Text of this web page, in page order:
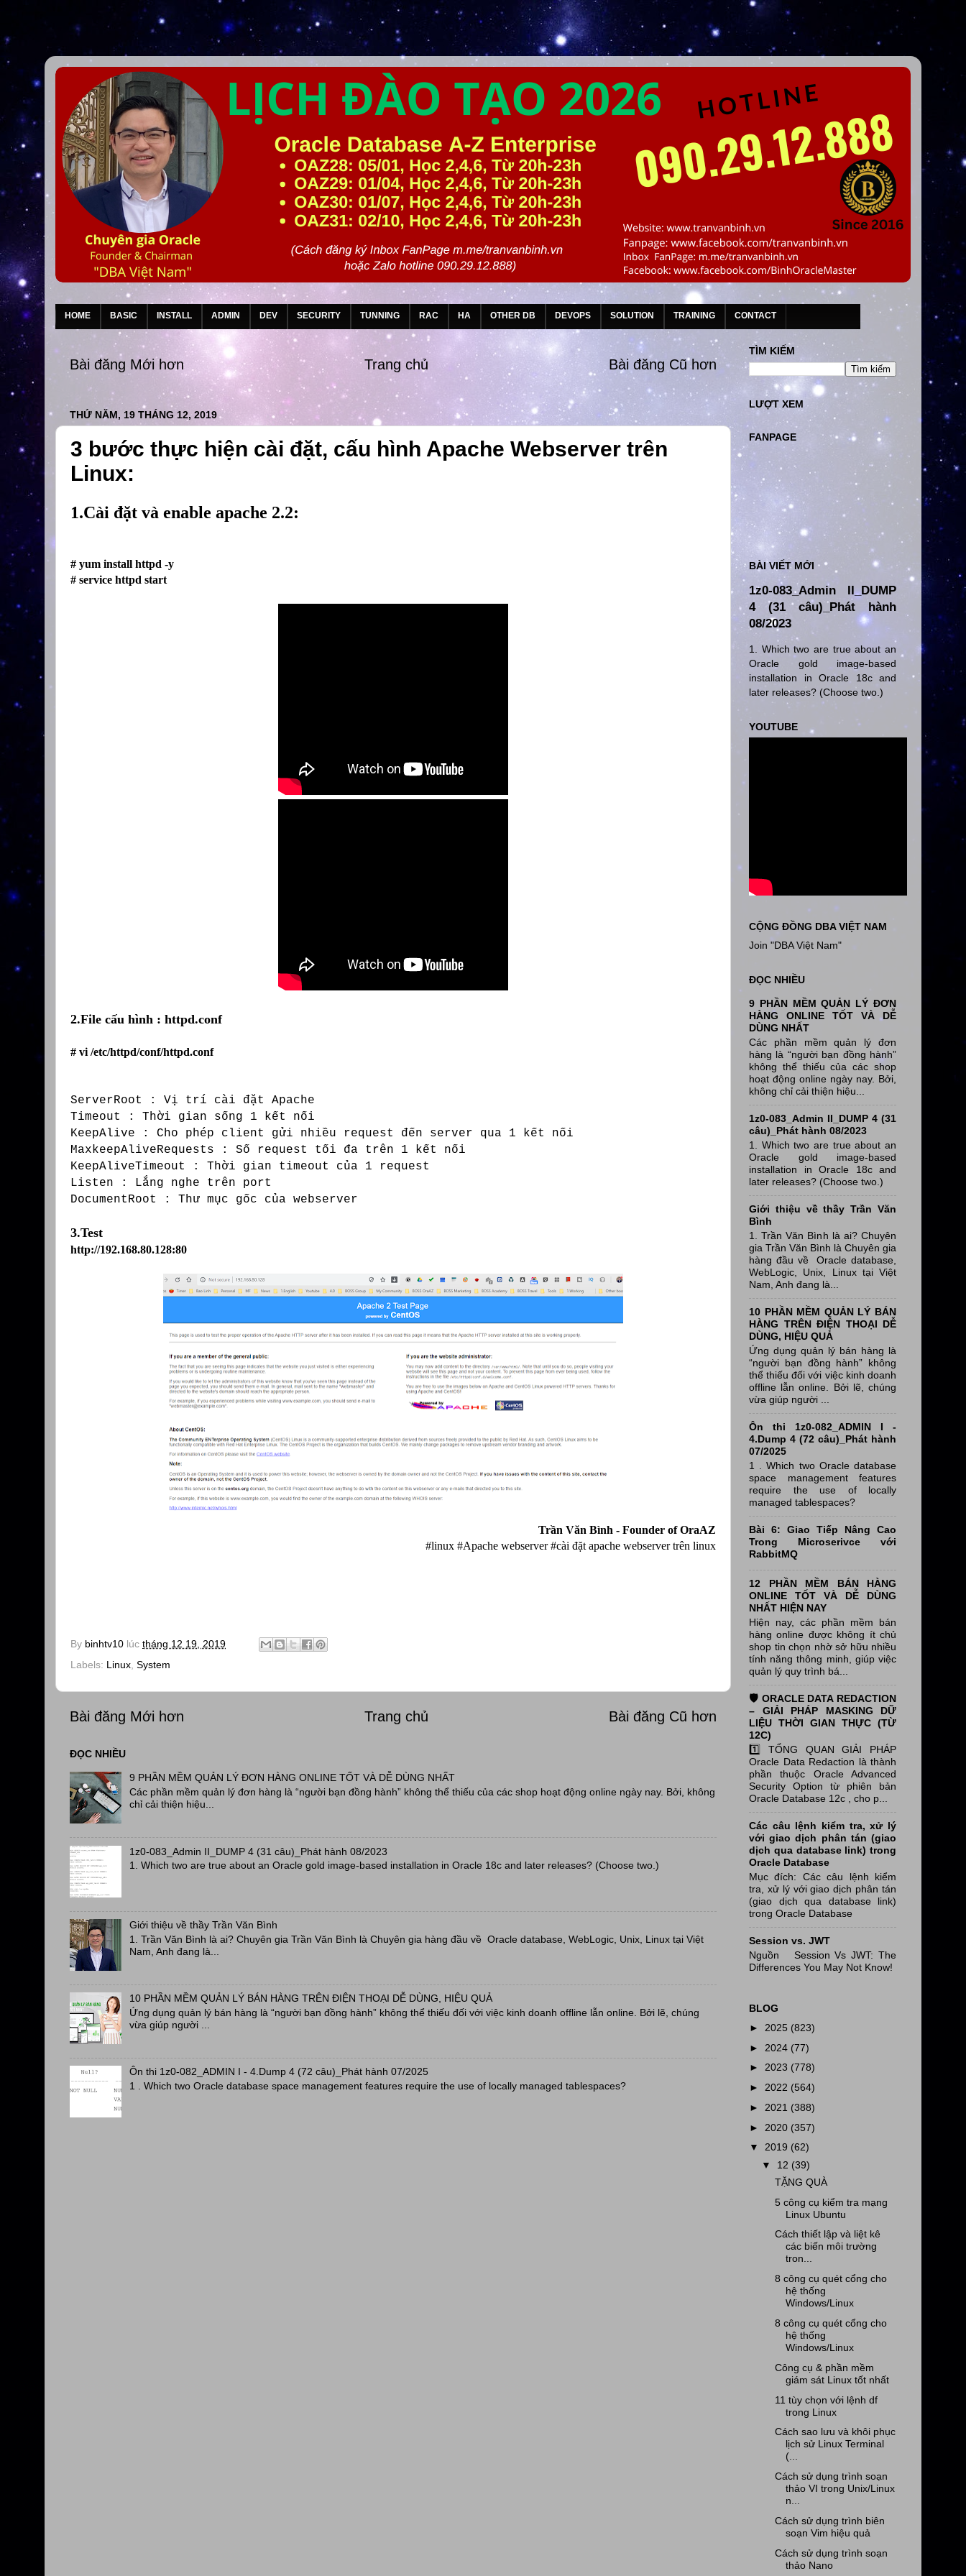
HOME BASIC INSTALL ADMIN DEV SECURITY TUNNING RAC HA OTHER DB DEVOPS SOLUTION TRAINING CONTACT
Bài đăng Mới hơn Bài đăng Cũ hơn
Trang chủ
THỨ NĂM, 19 THÁNG 12, 2019
3 bước thực hiện cài đặt, cấu hình Apache Webserver trên
Linux:
1.Cài đặt và enable apache 2.2:
# yum install httpd -y
# service httpd start
2.File cấu hình : httpd.conf
# vi /etc/httpd/conf/httpd.conf
ServerRoot : Vị trí cài đặt
Apache
Timeout : Thời gian sống 1 kết
nối
KeepAlive : Cho phép client gửi nhiều request đến server qua 1 kết
nối
MaxkeepAliveRequests : Số request tối đa trên 1 kết
nối
KeepAliveTimeout
: Thời gian timeout của 1 request
Listen : Lắng nghe trên port
DocumentRoot
: Thư mục gốc của webserver
3.Test
http://192.168.80.128:80
Trần Văn Bình - Founder of OraAZ
#linux #Apache webserver #cài đặt apache webserver trên linux
By binhtv10 lúc tháng 12 19, 2019
Labels: Linux System
Bài đăng Mới hơn Bài đăng Cũ hơn
Trang chủ
ĐỌC NHIỀU
9 PHẦN MỀM QUẢN LÝ ĐƠN HÀNG ONLINE TỐT VÀ DỄ DÙNG NHẤT
Các phần mềm quản lý đơn hàng là “người bạn đồng hành” không thể thiếu của các shop hoạt động online ngày nay. Bởi, không
chỉ cải thiện hiệu...
1z0-083_Admin II_DUMP 4 (31 câu)_Phát hành 08/2023
1. Which two are true about an Oracle gold image-based installation in Oracle 18c and later releases? (Choose two.)
Giới thiệu về thầy Trần Văn Bình
1. Trần Văn Bình là ai? Chuyên gia Trần Văn Bình là Chuyên gia hàng đầu về Oracle database, WebLogic, Unix, Linux tại Việt
Nam, Anh đang là...
10 PHẦN MỀM QUẢN LÝ BÁN HÀNG TRÊN ĐIỆN THOẠI DỄ DÙNG, HIỆU QUẢ
Ứng dụng quản lý bán hàng là “người bạn đồng hành” không thể thiếu đối với việc kinh doanh offline lẫn online. Bởi lẽ, chúng
vừa giúp người ...
Ôn thi 1z0-082_ADMIN I - 4.Dump 4 (72 câu)_Phát hành 07/2025
1 . Which two Oracle database space management features require the use of locally managed tablespaces?
TÌM KIẾM
LƯỢT XEM
FANPAGE
BÀI VIẾT MỚI
1z0-083_Admin II_DUMP
4 (31 câu)_Phát hành
08/2023
1. Which two are true about an
Oracle gold image-based
installation in Oracle 18c and
later releases? (Choose two.)
YOUTUBE
CỘNG ĐỒNG DBA VIỆT NAM
Join "DBA Việt Nam"
ĐỌC NHIỀU
9 PHẦN MỀM QUẢN LÝ ĐƠN
HÀNG ONLINE TỐT VÀ DỄ
DÙNG NHẤT
Các phần mềm quản lý đơn
hàng là “người bạn đồng hành”
không thể thiếu của các shop
hoạt động online ngày nay. Bởi,
không chỉ cải thiện hiệu...
1z0-083_Admin II_DUMP 4 (31
câu)_Phát hành 08/2023
1. Which two are true about an
Oracle gold image-based
installation in Oracle 18c and
later releases? (Choose two.)
Giới thiệu về thầy Trần Văn
Bình
1. Trần Văn Bình là ai? Chuyên
gia Trần Văn Bình là Chuyên gia
hàng đầu về Oracle database,
WebLogic, Unix, Linux tại Việt
Nam, Anh đang là...
10 PHẦN MỀM QUẢN LÝ BÁN
HÀNG TRÊN ĐIỆN THOẠI DỄ
DÙNG, HIỆU QUẢ
Ứng dụng quản lý bán hàng là
“người bạn đồng hành” không
thể thiếu đối với việc kinh doanh
offline lẫn online. Bởi lẽ, chúng
vừa giúp người ...
Ôn thi 1z0-082_ADMIN I -
4.Dump 4 (72 câu)_Phát hành
07/2025
1 . Which two Oracle database
space management features
require the use of locally
managed tablespaces?
Bài 6: Giao Tiếp Nâng Cao
Trong Microserivce với
RabbitMQ
12 PHẦN MỀM BÁN HÀNG
ONLINE TỐT VÀ DỄ DÙNG
NHẤT HIỆN NAY
Hiện nay, các phần mềm bán
hàng online được không ít chủ
shop tin chọn nhờ sở hữu nhiều
tính năng thông minh, giúp việc
quản lý quy trình bá...
🛡️ ORACLE DATA REDACTION
– GIẢI PHÁP MASKING DỮ
LIỆU THỜI GIAN THỰC (TỪ
12C)
1️⃣ TỔNG QUAN GIẢI PHÁP
Oracle Data Redaction là thành
phần thuộc Oracle Advanced
Security Option từ phiên bản
Oracle Database 12c , cho p...
Các câu lệnh kiểm tra, xử lý
với giao dịch phân tán (giao
dịch qua database link) trong
Oracle Database
Mục đích: Các câu lệnh kiểm
tra, xử lý với giao dịch phân tán
(giao dịch qua database link)
trong Oracle Database
Session vs. JWT
Nguồn Session Vs JWT: The
Differences You May Not Know!
BLOG
► 2025 (823)
► 2024 (77)
► 2023 (778)
► 2022 (564)
► 2021 (388)
► 2020 (357)
▼ 2019 (62)
▼ 12 (39)
TẶNG QUÀ
5 công cụ kiểm tra mạng
Linux Ubuntu
Cách thiết lập và liệt kê
các biến môi trường
tron...
8 công cụ quét cổng cho
hệ thống
Windows/Linux
8 công cụ quét cổng cho
hệ thống
Windows/Linux
Công cụ & phần mềm
giám sát Linux tốt nhất
11 tùy chọn với lệnh df
trong Linux
Cách sao lưu và khôi phục
lịch sử Linux Terminal
(...
Cách sử dụng trình soạn
thảo VI trong Unix/Linux
n...
Cách sử dụng trình biên
soạn Vim hiệu quả
Cách sử dụng trình soạn
thảo Nano